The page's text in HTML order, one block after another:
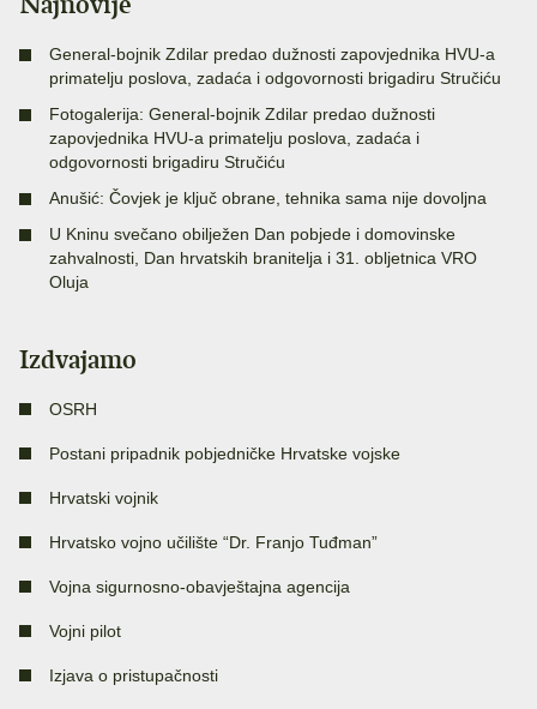
General-bojnik Zdilar predao dužnosti zapovjednika HVU-a
primatelju poslova, zadaća i odgovornosti brigadiru Stručiću
Fotogalerija: General-bojnik Zdilar predao dužnosti
zapovjednika HVU-a primatelju poslova, zadaća i
odgovornosti brigadiru Stručiću
Anušić: Čovjek je ključ obrane, tehnika sama nije dovoljna
U Kninu svečano obilježen Dan pobjede i domovinske
zahvalnosti, Dan hrvatskih branitelja i 31. obljetnica VRO
Oluja
Izdvajamo
OSRH
Postani pripadnik pobjedničke Hrvatske vojske
Hrvatski vojnik
Hrvatsko vojno učilište “Dr. Franjo Tuđman”
Vojna sigurnosno-obavještajna agencija
Vojni pilot
Izjava o pristupačnosti